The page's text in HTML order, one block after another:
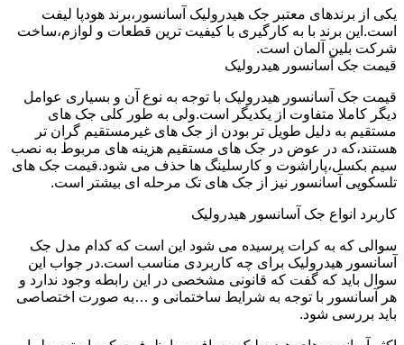
یکی از برندهای معتبر جک هیدرولیک آسانسور،برند هودپا لیفت
است.این برند با به کارگیری با کیفیت ترین قطعات و لوازم،ساخت
شرکت بلین آلمان است.
قیمت جک آسانسور هیدرولیک
قیمت جک آسانسور هیدرولیک با توجه به نوع آن و بسیاری عوامل
دیگر کاملا متفاوت از یکدیگر است.ولی به طور کلی جک های
مستقیم به دلیل طویل تر بودن از جک های غیرمستقیم گران تر
هستند،که در عوض در جک های مستقیم هزینه های مربوط به نصب
سیم بکسل،پاراشوت و کارسلینگ ها حذف می شود.قیمت جک های
تلسکوپی آسانسور نیز از جک های تک مرحله ای بیشتر است.
کاربرد انواع جک آسانسور هیدرولیک
سوالی که به کرات پرسیده می شود این است که کدام مدل جک
آسانسور هیدرولیک برای چه کاربردی مناسب است.در جواب این
سوال باید که گفت که قانونی مشخصی در این رابطه وجود ندارد و
هر آسانسور با توجه به شرایط ساختمانی و …به صورت اختصاصی
باید بررسی شود.